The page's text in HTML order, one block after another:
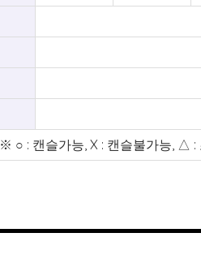
※ ○ : 캔슬가능, X : 캔슬불가능, △ :